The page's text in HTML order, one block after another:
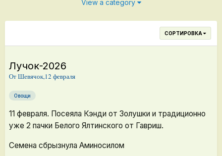
уже разобралась - блог один - тем много.
View a category
СОРТИРОВКА
Лучок-2026
ОтШевячок,12 февраля
Овощи
11 февраля. Посеяла Кэнди от Золушки и традиционно
уже 2 пачки Белого Ялтинского от Гавриш.
Семена сбрызнула Аминосилом